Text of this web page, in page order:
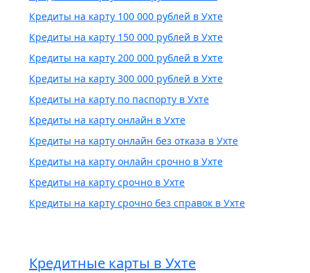
Кредиты на карту 100 000 рублей в Ухте
Кредиты на карту 150 000 рублей в Ухте
Кредиты на карту 200 000 рублей в Ухте
Кредиты на карту 300 000 рублей в Ухте
Кредиты на карту по паспорту в Ухте
Кредиты на карту онлайн в Ухте
Кредиты на карту онлайн без отказа в Ухте
Кредиты на карту онлайн срочно в Ухте
Кредиты на карту срочно в Ухте
Кредиты на карту срочно без справок в Ухте
Кредитные карты в Ухте